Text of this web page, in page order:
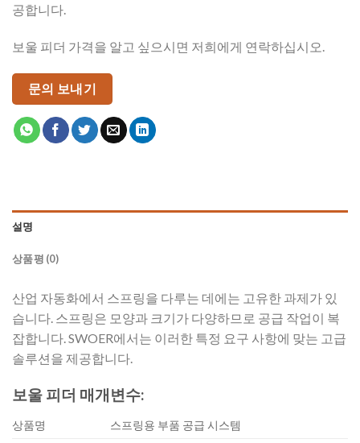
공합니다.
보울 피더 가격을 알고 싶으시면 저희에게 연락하십시오.
문의 보내기
설명
상품평 (0)
산업 자동화에서 스프링을 다루는 데에는 고유한 과제가 있
습니다. 스프링은 모양과 크기가 다양하므로 공급 작업이 복
잡합니다. SWOER에서는 이러한 특정 요구 사항에 맞는 고급
솔루션을 제공합니다.
보울 피더 매개변수:
상품명
스프링용 부품 공급 시스템